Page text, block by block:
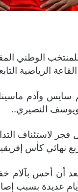
للمنتخب
الرياضية
وآدم
النصيري..
لاستئناف
نهائي كأس
أن أحس بآلام
عديدة بسبب